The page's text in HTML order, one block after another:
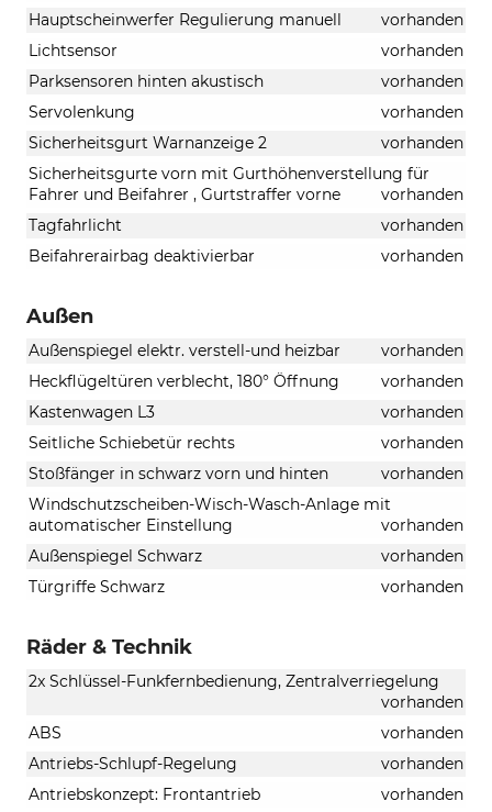
Hauptscheinwerfer Regulierung manuell
vorhanden
Lichtsensor
vorhanden
Parksensoren hinten akustisch
vorhanden
Servolenkung
vorhanden
Sicherheitsgurt Warnanzeige 2
vorhanden
Sicherheitsgurte vorn mit Gurthöhenverstellung für
Fahrer und Beifahrer , Gurtstraffer vorne
vorhanden
Tagfahrlicht
vorhanden
Beifahrerairbag deaktivierbar
vorhanden
Außen
Außenspiegel elektr. verstell-und heizbar
vorhanden
Heckflügeltüren verblecht, 180° Öffnung
vorhanden
Kastenwagen L3
vorhanden
Seitliche Schiebetür rechts
vorhanden
Stoßfänger in schwarz vorn und hinten
vorhanden
Windschutzscheiben-Wisch-Wasch-Anlage mit
automatischer Einstellung
vorhanden
Außenspiegel Schwarz
vorhanden
Türgriffe Schwarz
vorhanden
Räder & Technik
2x Schlüssel-Funkfernbedienung, Zentralverriegelung
vorhanden
ABS
vorhanden
Antriebs-Schlupf-Regelung
vorhanden
Antriebskonzept: Frontantrieb
vorhanden